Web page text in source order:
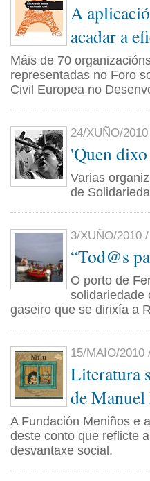
A
acadar a
Máis de 70
representadas no Foro
Civil Europea no
24/XUÑO/
'Quen
Varias
de
3/XUÑO/2010 /
“Tod@s
O porto de
solidariedade
gaseiro que se dirixía a
15/MAIO/2010
Literatura
de Manuel
A Fundación Meniños e
deste conto que reflicte
desvantaxe social.